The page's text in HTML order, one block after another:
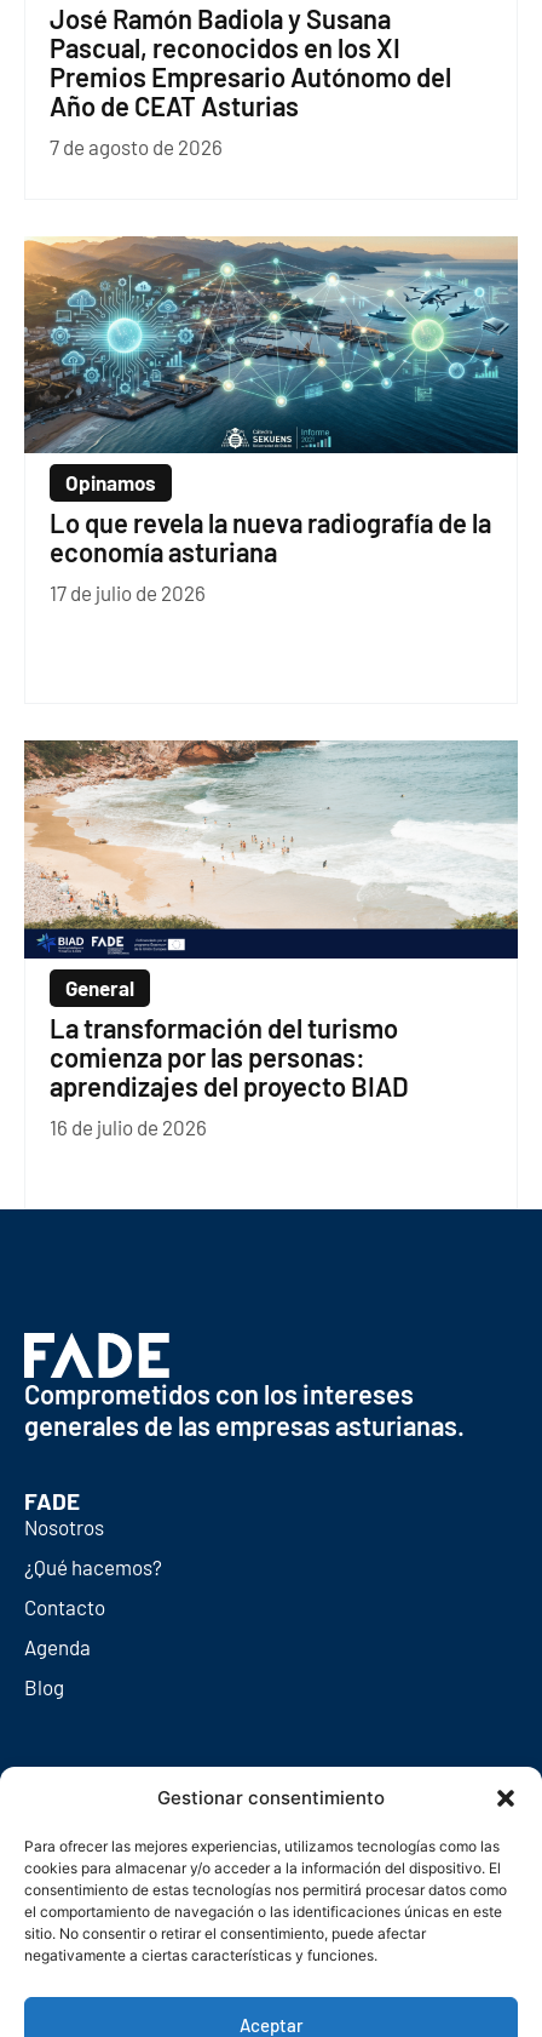
Gestionar consentimiento
Para ofrecer las mejores experiencias, utilizamos tecnologías como las
cookies para almacenar y/o acceder a la información del dispositivo. El
consentimiento de estas tecnologías nos permitirá procesar datos como
el comportamiento de navegación o las identificaciones únicas en este
sitio. No consentir o retirar el consentimiento, puede afectar
negativamente a ciertas características y funciones.
Aceptar
José Ramón Badiola y Susana
Pascual, reconocidos en los XI
Premios Empresario Autónomo del
Año de CEAT Asturias
7 de agosto de 2026
Opinamos
Lo que revela la nueva radiografía de la
economía asturiana
17 de julio de 2026
General
La transformación del turismo
comienza por las personas:
aprendizajes del proyecto BIAD
16 de julio de 2026
Comprometidos con los intereses
generales de las empresas asturianas.
FADE
Nosotros
¿Qué hacemos?
Contacto
Agenda
Blog
Redes sociales